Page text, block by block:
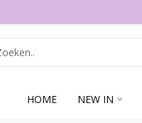
HOME NEW IN